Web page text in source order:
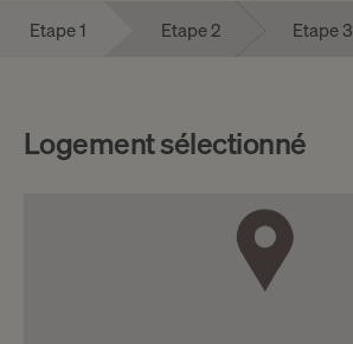
Etape 1 Etape 2 Etape 3
Logement sélectionné